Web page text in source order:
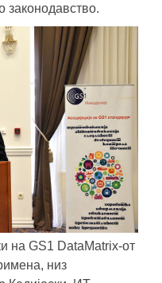
законодавство.
на GS1 DataMatrix-от
низ